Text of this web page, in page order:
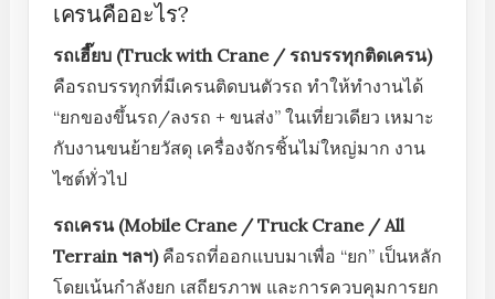
เครนคืออะไร?
รถเฮี๊ยบ (Truck with Crane / รถบรรทุกติดเครน)
คือรถบรรทุกที่มีเครนติดบนตัวรถ ทำให้ทำงานได้
“ยกของขึ้นรถ/ลงรถ + ขนส่ง” ในเที่ยวเดียว เหมาะ
กับงานขนย้ายวัสดุ เครื่องจักรชิ้นไม่ใหญ่มาก งาน
ไซต์ทั่วไป
รถเครน (Mobile Crane / Truck Crane / All
Terrain ฯลฯ)คือรถที่ออกแบบมาเพื่อ “ยก” เป็นหลัก
โดยเน้นกำลังยก เสถียรภาพ และการควบคุมการยก